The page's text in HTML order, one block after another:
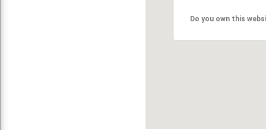
Do you own this